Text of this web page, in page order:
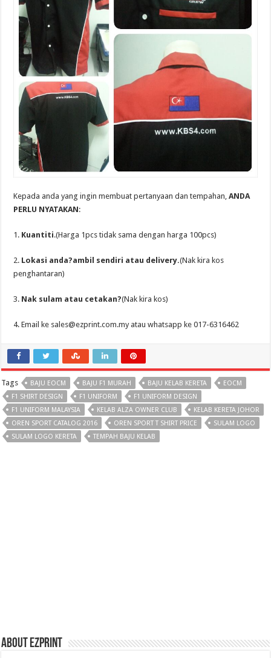
Kepada anda yang ingin membuat pertanyaan dan tempahan,ANDA
PERLU NYATAKAN:
1. Kuantiti.(Harga 1pcs tidak sama dengan harga 100pcs)
2. Lokasi anda?ambil sendiri atau delivery.(Nak kira kos
penghantaran)
3. Nak sulam atau cetakan?(Nak kira kos)
4. Email ke sales@ezprint.com.my atau whatsapp ke 017-6316462
Tags BAJU EOCM BAJU F1 MURAH BAJU KELAB KERETA
EOCM
F1 SHIRT DESIGN
F1 UNIFORM
F1 UNIFORM DESIGN
F1 UNIFORM MALAYSIA
KELAB ALZA OWNER CLUB
KELAB KERETA JOHOR
OREN SPORT CATALOG 2016
OREN SPORT T SHIRT PRICE
SULAM LOGO
SULAM LOGO KERETA
TEMPAH BAJU KELAB
About Ezprint